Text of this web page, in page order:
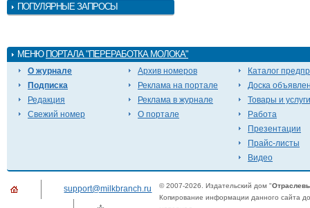
ПОПУЛЯРНЫЕ ЗАПРОСЫ
МЕНЮ ПОРТАЛА "ПЕРЕРАБОТКА МОЛОКА"
О журнале
Подписка
Редакция
Свежий номер
Архив номеров
Реклама на портале
Реклама в журнале
О портале
Каталог
Доска
Товары и услуги
Работа
Презентации
Прайс-листы
Видео
support@milkbranch.ru © 2007-2026. Издательский дом "
Копирование информации данного сайта